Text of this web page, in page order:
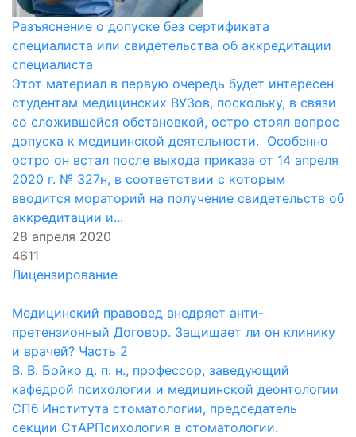
Разъяснение о допуске без сертификата
специалиста или свидетельства об аккредитации
специалиста
Этот материал в первую очередь будет интересен
студентам медицинских ВУЗов, поскольку, в связи
со сложившейся обстановкой, остро стоял вопрос
допуска к медицинской деятельности. Особенно
остро он встал после выхода приказа от 14 апреля
2020 г. № 327н, в соответствии с которым
вводится мораторий на получение свидетельств об
аккредитации и...
28 апреля 2020
4611
Лицензирование
Медицинский правовед внедряет анти-
претензионный Договор. Защищает ли он клинику
и врачей? Часть 2
В. В. Бойко д. п. н., профессор, заведующий
кафедрой психологии и медицинской деонтологии
СПб Института стоматологии, председатель
секции СтАРПсихология в стоматологии.